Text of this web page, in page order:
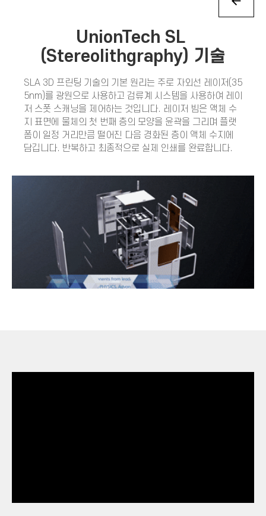
UnionTech SL
(Stereolithgraphy) 기술
SLA 3D 프린팅 기술의 기본 원리는 주로 자외선 레이저(35
5nm)를 광원으로 사용하고 검류계 시스템을 사용하여 레이
저 스폿 스캐닝을 제어하는 것입니다. 레이저 빔은 액체 수
지 표면에 물체의 첫 번째 층의 모양을 윤곽을 그리며 플랫
폼이 일정 거리만큼 떨어진 다음 경화된 층이 액체 수지에
담깁니다. 반복하고 최종적으로 실제 인쇄를 완료합니다.